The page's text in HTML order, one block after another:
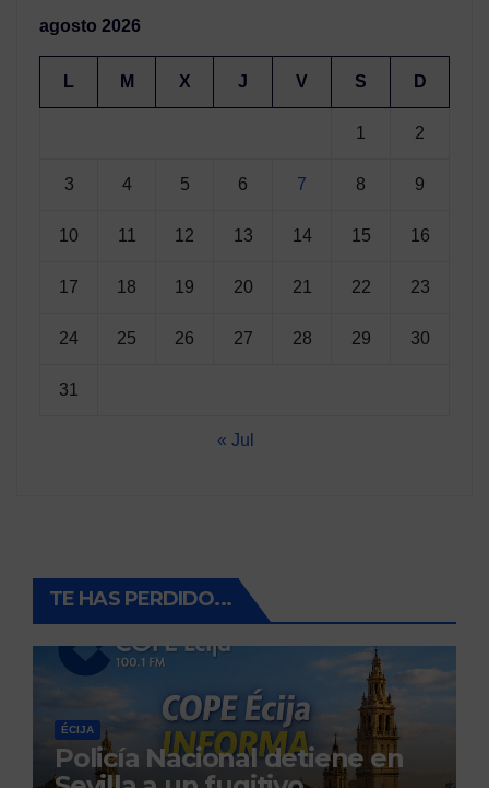
agosto 2026
L M X J V S D
1 2
3 4 5 6 7 8 9
10 11 12 13 14 15 16
17 18 19 20 21 22 23
24 25 26 27 28 29 30
31
« Jul
TE HAS PERDIDO...
ÉCIJA
Policía Nacional detiene en